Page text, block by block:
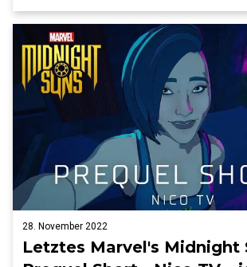
28. November 2022
Letztes Marvel's Midnight